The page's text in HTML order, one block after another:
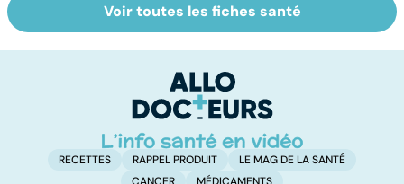
essentielles :
Tout savoir sur
les infections
Voir toutes les fiches santé
RECETTES RAPPEL PRODUIT
LE MAG DE LA SANTÉ